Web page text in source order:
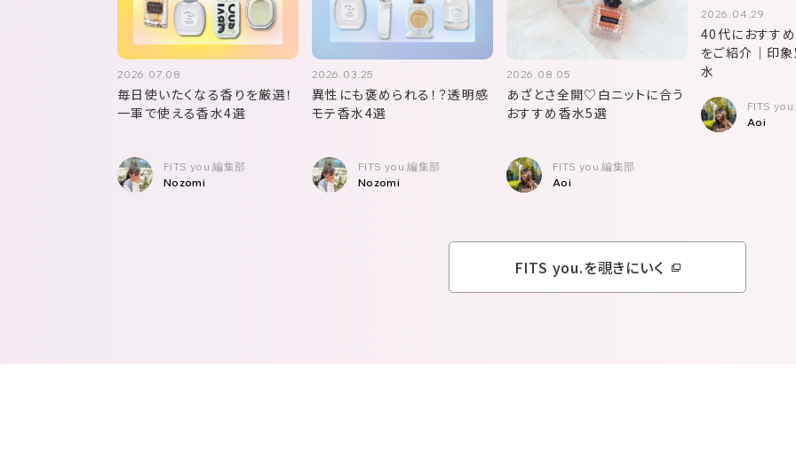
2026.07.08
毎日使いたくなる香りを厳選！
一軍で使える香水4選
FITS you.編集部
Nozomi
2026.03.25
異性にも褒められる！？透明感
モテ香水4選
FITS you.編集部
Nozomi
2026.08.05
あざとさ全開♡白ニットに合う
おすすめ香水5選
FITS you.編集部
Aoi
2026.04.29
40代におすす
をご紹介｜印
水
FITS
Aoi
FITS you.を覗きにいく